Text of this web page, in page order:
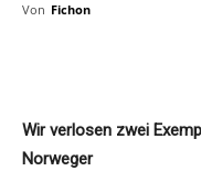
Von Fichon
Wir verlosen zwei
Norweger